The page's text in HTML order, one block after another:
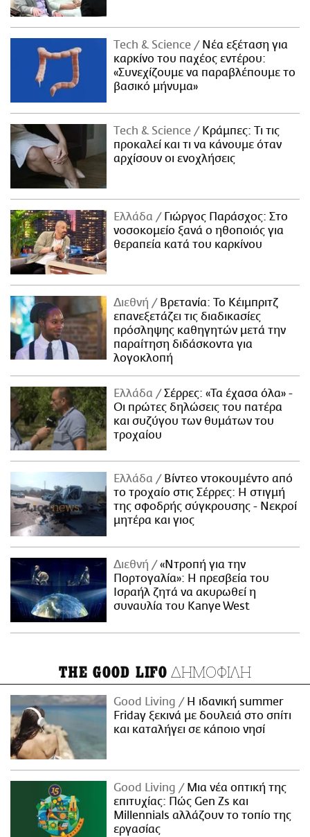
Τech & Science
Νέα εξέταση για
καρκίνο του παχέος εντέρου:
«Συνεχίζουμε να παραβλέπουμε το
βασικό μήνυμα»
Τech & Science
Κράμπες: Τι τις
προκαλεί και τι να κάνουμε όταν
αρχίσουν οι ενοχλήσεις
Ελλάδα
Γιώργος Παράσχος: Στο
νοσοκομείο ξανά ο ηθοποιός για
θεραπεία κατά του καρκίνου
Διεθνή
Βρετανία: Το Κέιμπριτζ
επανεξετάζει τις διαδικασίες
πρόσληψης καθηγητών μετά την
παραίτηση διδάσκοντα για
λογοκλοπή
Ελλάδα
Σέρρες: «Τα έχασα όλα» -
Οι πρώτες δηλώσεις του πατέρα
και συζύγου των θυμάτων του
τροχαίου
Ελλάδα
Βίντεο ντοκουμέντο από
το τροχαίο στις Σέρρες: Η στιγμή
της σφοδρής σύγκρουσης - Νεκροί
μητέρα και γιος
Διεθνή
«Ντροπή για την
Πορτογαλία»: Η πρεσβεία του
Ισραήλ ζητά να ακυρωθεί η
συναυλία του Kanye West
THE GOOD LIFO ΔΗΜΟΦΙΛΗ
Good Living
Η ιδανική summer
Friday ξεκινά με δουλειά στο σπίτι
και καταλήγει σε κάποιο νησί
Good Living
Μια νέα οπτική της
επιτυχίας: Πώς Gen Zs και
Millennials αλλάζουν το τοπίο της
εργασίας